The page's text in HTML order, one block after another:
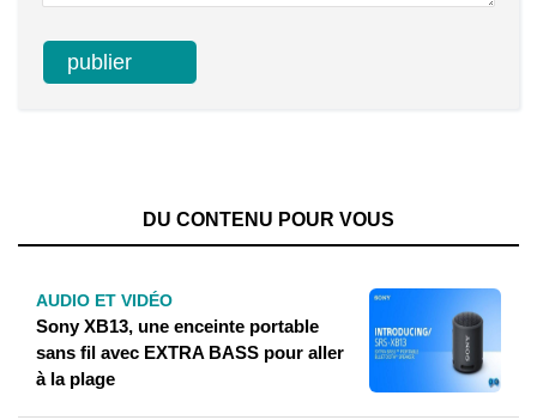
DU CONTENU POUR VOUS
AUDIO ET VIDÉO
Sony XB13, une enceinte portable
sans fil avec EXTRA BASS pour aller
à la plage